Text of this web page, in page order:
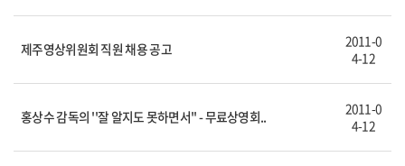
제주영상위원회 직원 채용 공고
2011-0
4-12
홍상수 감독의 ''잘 알지도 못하면서'' - 무료상영회..
2011-0
4-12